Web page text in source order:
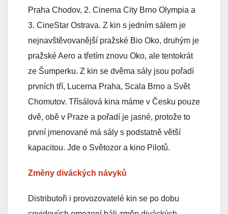
Praha Chodov, 2. Cinema City Brno Olympia a
3. CineStar Ostrava. Z kin s jedním sálem je
nejnavštěvovanější pražské Bio Oko, druhým je
pražské Aero a třetím znovu Oko, ale tentokrát
ze Šumperku. Z kin se dvěma sály jsou pořadí
prvních tří, Lucerna Praha, Scala Brno a Svět
Chomutov. Třísálová kina máme v Česku pouze
dvě, obě v Praze a pořadí je jasné, protože to
první jmenované má sály s podstatně větší
kapacitou. Jde o Světozor a kino Pilotů.
Změny diváckých návyků
Distributoři i provozovatelé kin se po dobu